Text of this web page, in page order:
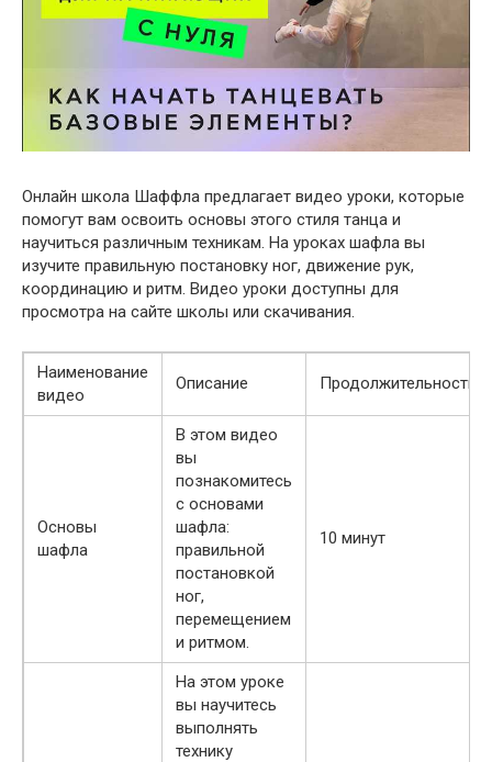
Онлайн школа Шаффла предлагает видео уроки, которые
помогут вам освоить основы этого стиля танца и
научиться различным техникам. На уроках шафла вы
изучите правильную постановку ног, движение рук,
координацию и ритм. Видео уроки доступны для
просмотра на сайте школы или скачивания.
Наименование
видео
Описание Продолжительность
Основы
шафла
В этом видео
вы
познакомитесь
с основами
шафла:
правильной
постановкой
ног,
перемещением
и ритмом.
10 минут
На этом уроке
вы научитесь
выполнять
технику